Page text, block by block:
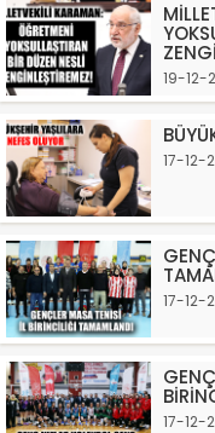
19-12-
17-12-
17-12-
17-12-